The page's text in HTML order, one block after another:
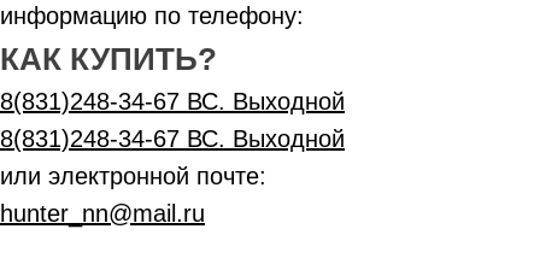
информацию по телефону:
КАК КУПИТЬ?
8(831)248-34-67 ВС. Выходной
8(831)248-34-67 ВС. Выходной
или электронной почте:
hunter_nn@mail.ru